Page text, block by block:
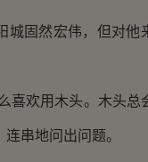
城固然宏伟，但对
喜欢用木头。木头
串地问出问题。